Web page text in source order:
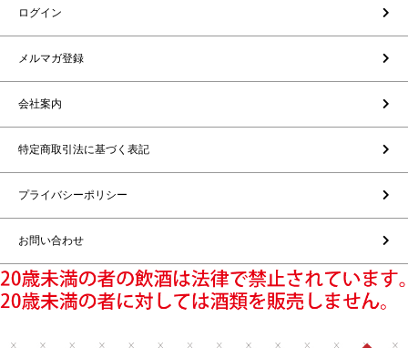
ログイン
メルマガ登録
会社案内
特定商取引法に基づく表記
プライバシーポリシー
お問い合わせ